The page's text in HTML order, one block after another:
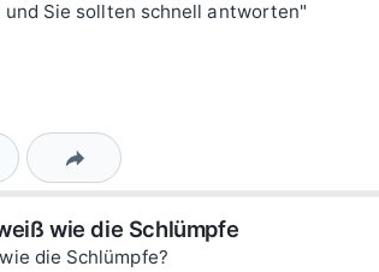
Sie sollten schnell antworten"
Teilen
wie die Schlümpfe
die Schlümpfe?